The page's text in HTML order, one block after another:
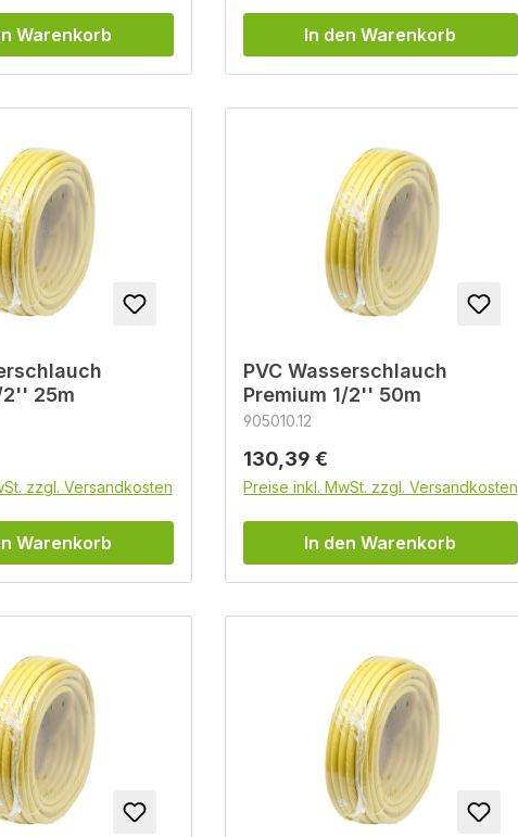
Warenkorb In den Warenkorb
2'' 25m
zzgl. Versandkosten
Warenkorb
PVC Wasserschlauch
Premium 1/2'' 50m
905010.12
Regulärer Preis:
130,39 €
Preise inkl. MwSt. zzgl. Versandkosten
In den Warenkorb